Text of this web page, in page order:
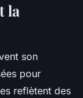
la
son
pour
reflètent des